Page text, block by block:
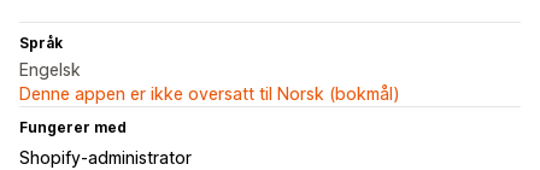
Språk
Engelsk
Denne appen er ikke oversatt til Norsk (bokmål)
Fungerer med
Shopify-administrator